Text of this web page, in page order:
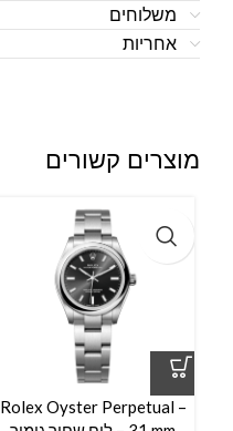
משלוחים
אחריות
מוצרים קשורים
Rolex Oyster Perpetual –